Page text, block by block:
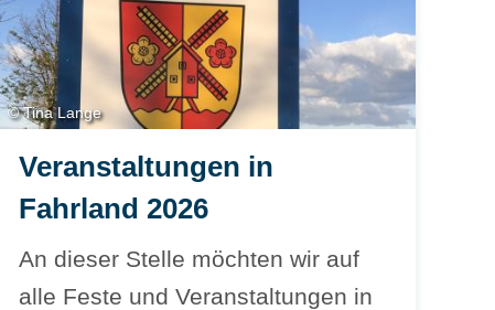
© Tina Lange
Veranstaltungen in
Fahrland 2026
An dieser Stelle möchten wir auf
alle Feste und Veranstaltungen in